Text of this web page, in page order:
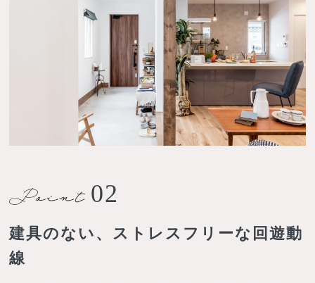
02
建具のない、ストレスフリーな回遊動
線